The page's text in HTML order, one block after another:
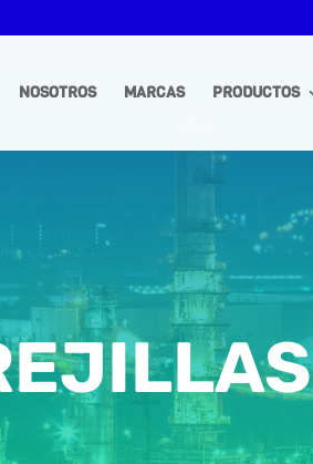
NOSOTROS MARCAS PRODUCTOS